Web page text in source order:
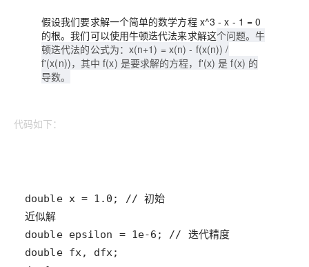
假设我们要求解一个简单的数学方程 x^3 - x - 1 = 0
的根。我们可以使用牛顿迭代法来求解这个问题。牛
顿迭代法的公式为：x(n+1) = x(n) - f(x(n)) /
f'(x(n))，其中 f(x) 是要求解的方程，f'(x) 是 f(x) 的
导数。
代码如下：